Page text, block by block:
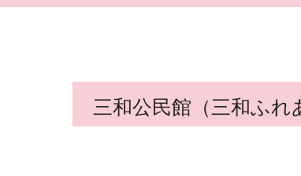
三和公民館（三和ふれ